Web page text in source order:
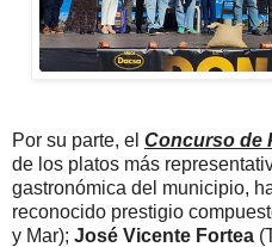
Por su parte, el Concurso de
de los platos más
gastronómica del municipio,
reconocido prestigio
y Mar); José Vicente Fortea